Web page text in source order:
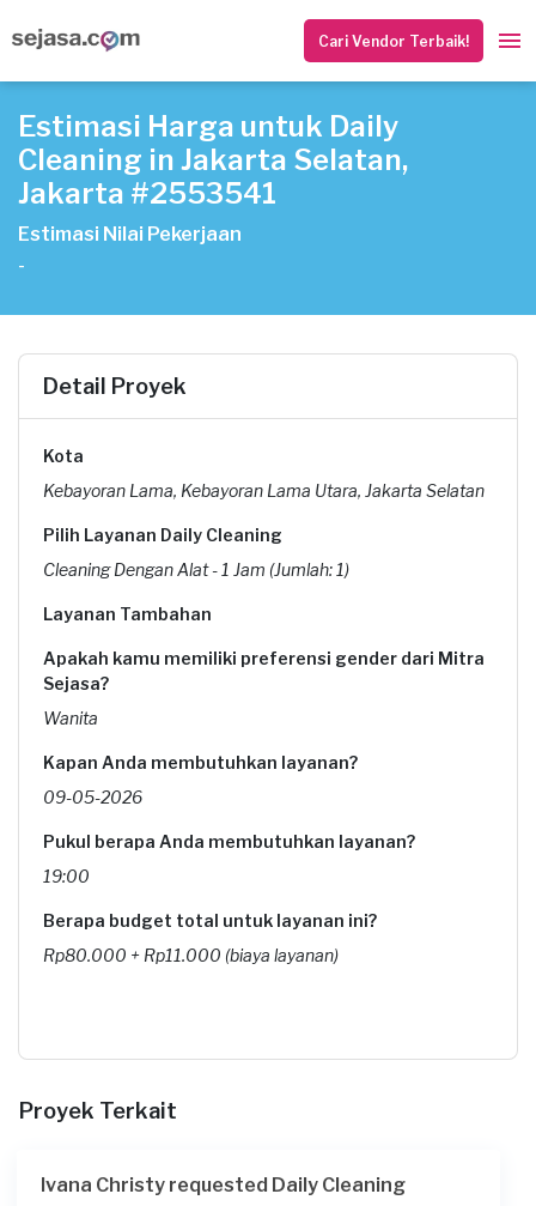
Cari Vendor Terbaik!
Estimasi Harga untuk Daily
Cleaning in Jakarta Selatan,
Jakarta #2553541
Estimasi Nilai Pekerjaan
-
Detail Proyek
Kota
Kebayoran Lama, Kebayoran Lama Utara, Jakarta Selatan
Pilih Layanan Daily Cleaning
Cleaning Dengan Alat - 1 Jam (Jumlah: 1)
Layanan Tambahan
Apakah kamu memiliki preferensi gender dari Mitra
Sejasa?
Wanita
Kapan Anda membutuhkan layanan?
09-05-2026
Pukul berapa Anda membutuhkan layanan?
19:00
Berapa budget total untuk layanan ini?
Rp80.000 + Rp11.000 (biaya layanan)
Proyek Terkait
Ivana Christy requested Daily Cleaning